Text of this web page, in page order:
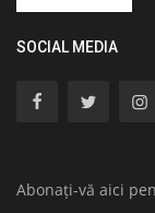
SOCIAL MEDIA
Abonați-vă aici